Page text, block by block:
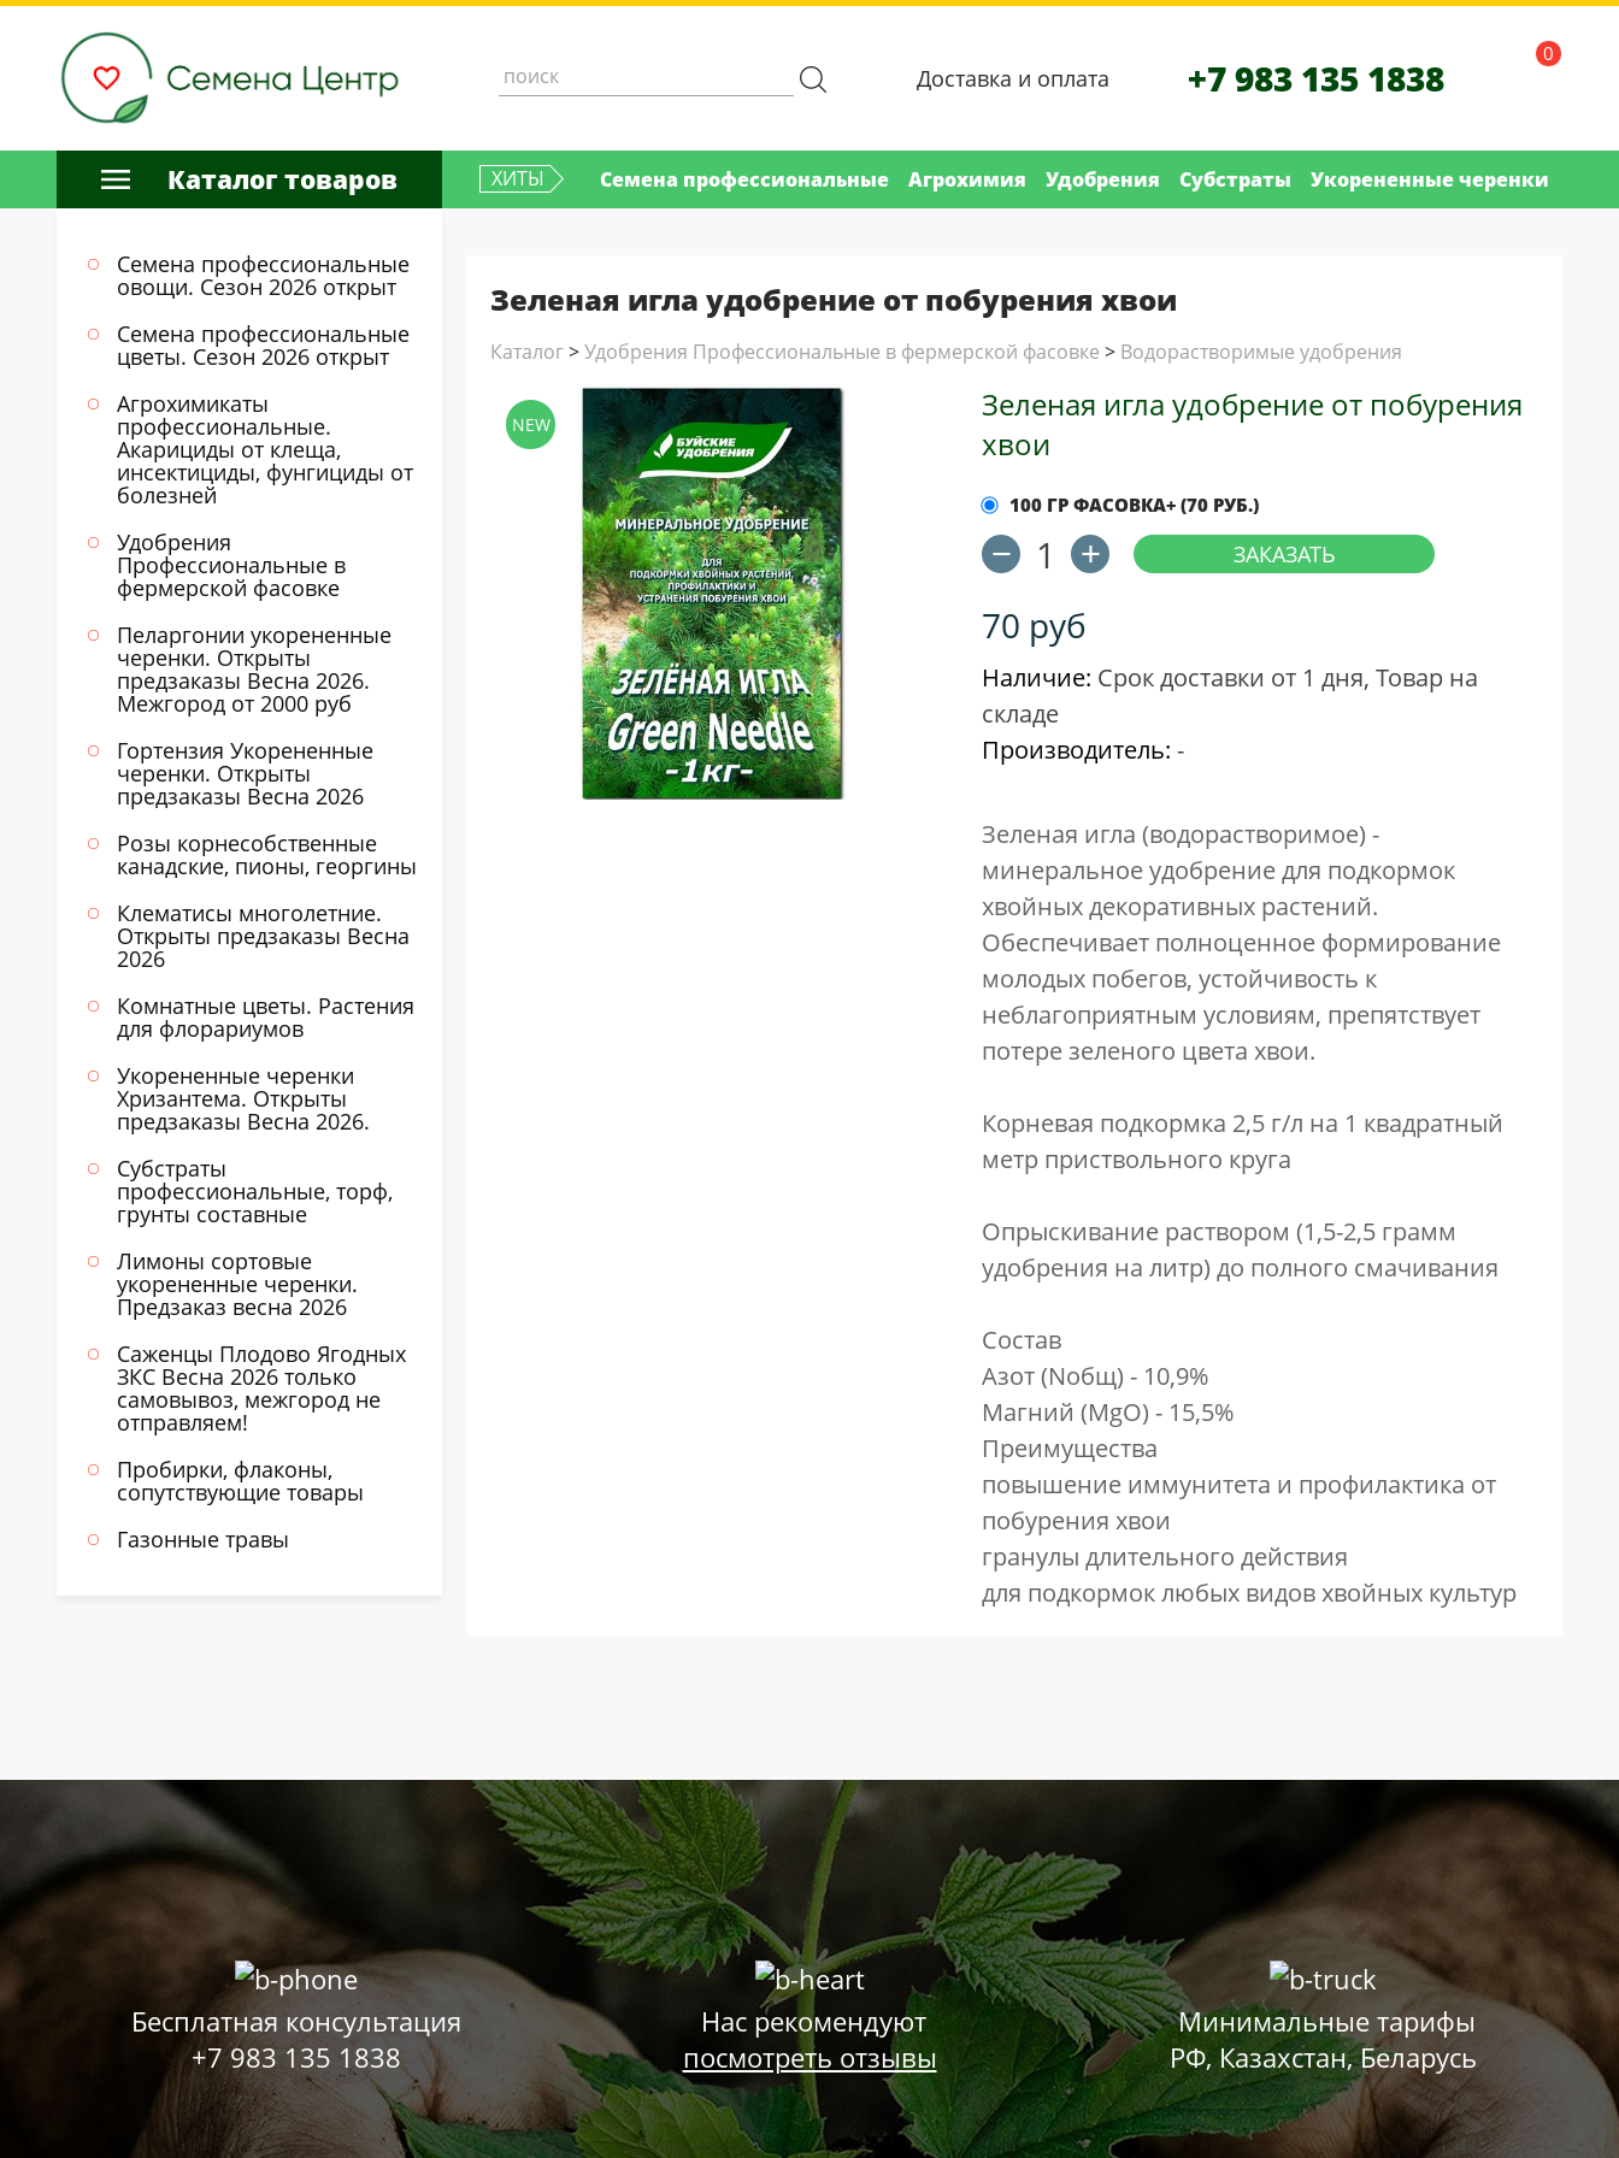
Доставка и оплата +7 983 135 1838
0
Каталог товаров ХИТЫ Семена профессиональные Агрохимия Удобрения Субстраты Укорененные черенки
Семена профессиональные
овощи. Сезон 2026 открыт
Семена профессиональные
цветы. Сезон 2026 открыт
Агрохимикаты
профессиональные.
Акарициды от клеща,
инсектициды, фунгициды от
болезней
Удобрения
Профессиональные в
фермерской фасовке
Пеларгонии укорененные
черенки. Открыты
предзаказы Весна 2026.
Межгород от 2000 руб
Гортензия Укорененные
черенки. Открыты
предзаказы Весна 2026
Розы корнесобственные
канадские, пионы, георгины
Клематисы многолетние.
Открыты предзаказы Весна
2026
Комнатные цветы. Растения
для флорариумов
Укорененные черенки
Хризантема. Открыты
предзаказы Весна 2026.
Субстраты
профессиональные, торф,
грунты составные
Лимоны сортовые
укорененные черенки.
Предзаказ весна 2026
Саженцы Плодово Ягодных
ЗКС Весна 2026 только
самовывоз, межгород не
отправляем!
Пробирки, флаконы,
сопутствующие товары
Газонные травы
Зеленая игла удобрение от побурения хвои
Каталог>Удобрения Профессиональные в фермерской фасовке > Водорастворимые удобрения
NEW
Зеленая игла удобрение от побурения
хвои
100 ГР ФАСОВКА+ (70 РУБ.)
70 руб
Наличие: Срок доставки от 1 дня, Товар на
складе
Производитель: -
Зеленая игла (водорастворимое) -
минеральное удобрение для подкормок
хвойных декоративных растений.
Обеспечивает полноценное формирование
молодых побегов, устойчивость к
неблагоприятным условиям, препятствует
потере зеленого цвета хвои.
Корневая подкормка 2,5 г/л на 1 квадратный
метр приствольного круга
Опрыскивание раствором (1,5-2,5 грамм
удобрения на литр) до полного смачивания
Состав
Азот (Nобщ) - 10,9%
Магний (MgO) - 15,5%
Преимущества
повышение иммунитета и профилактика от
побурения хвои
гранулы длительного действия
для подкормок любых видов хвойных культур
Бесплатная консультация
+7 983 135 1838
Нас рекомендуют
посмотреть отзывы
Минимальные тарифы
РФ, Казахстан, Беларусь